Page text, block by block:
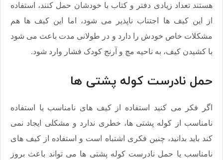
هستند تعداد زیادی دفتر و کتاب با خودشان حمل کنند، استفاده
از این کیف ها اجتناب ناپذیر می شود، اما این کیف ها هم
مشکلات خاص خودش را دارد و در طولانی مدت باعث می شود
با کشیدن کیف، به ناحیه مچ و آرنج کودک فشار وارد شود.
حمل نادرست کوله پشتی ها
اگر فکر می کنید استفاده از کیف های نامناسب یا استفاده
نامناسب از کوله پشتی ها، خطری ندارد و مشکلی ایجاد نمی
کند باید بدانید، چنین فکری اشتباه است و استفاده از کیف های
نامناسب یا حمل نادرست کوله پشتی ها می تواند باعث بروز